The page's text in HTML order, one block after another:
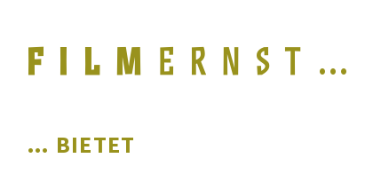
…
… BIETET